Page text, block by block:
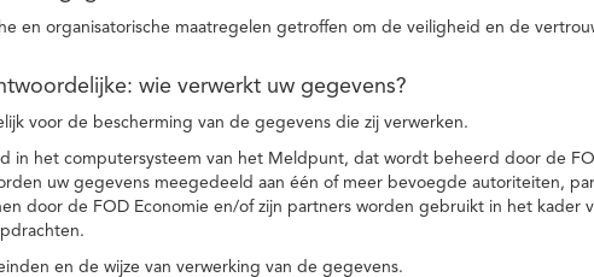
en organisatorische maatregelen getroffen om de veiligheid en de
wie verwerkt uw gegevens?
voor de bescherming van de gegevens die zij verwerken.
in het computersysteem van het Meldpunt, dat wordt beheerd door de
uw gegevens meegedeeld aan één of meer bevoegde autoriteiten,
door de FOD Economie en/of zijn partners worden gebruikt in het kader
en de wijze van verwerking van de gegevens.